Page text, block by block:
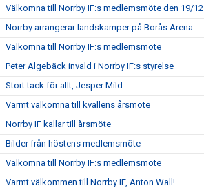
Välkomna till Norrby IF:s medlemsmöte den 19/12
Norrby arrangerar landskamper på Borås Arena
Välkomna till Norrby IF:s medlemsmöte
Peter Algebäck invald i Norrby IF:s styrelse
Stort tack för allt, Jesper Mild
Varmt välkomna till kvällens årsmöte
Norrby IF kallar till årsmöte
Bilder från höstens medlemsmöte
Välkomna till Norrby IF:s medlemsmöte
Varmt välkommen till Norrby IF, Anton Wall!